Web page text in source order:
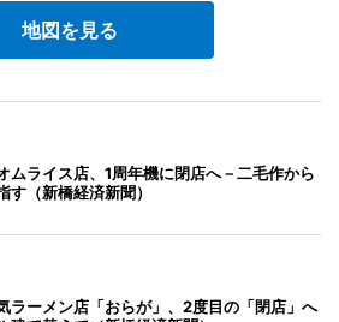
地図を見る
ムライス店、1周年機に閉店へ－二毛作から
す（新橋経済新聞）
ラーメン店「おらが」、2度目の「閉店」へ